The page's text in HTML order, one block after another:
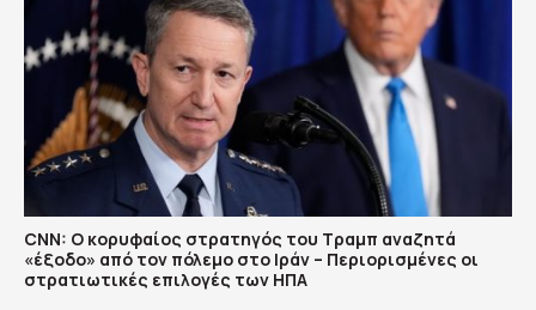
CNN: Ο κορυφαίος στρατηγός του Τραμπ αναζητά
«έξοδο» από τον πόλεμο στο Ιράν – Περιορισμένες οι
στρατιωτικές επιλογές των ΗΠΑ